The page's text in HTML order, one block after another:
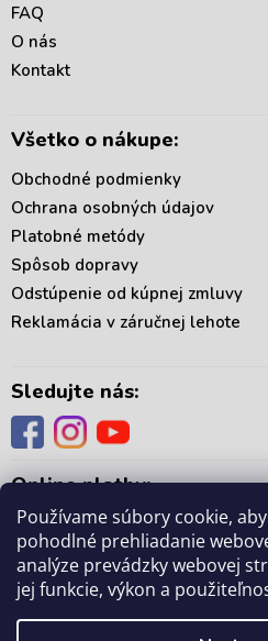
Používame súbory cookie,
pohodlné prehliadanie
analýze prevádzky webovej
jej funkcie, výkon a
FAQ
O nás
Kontakt
Všetko o nákupe:
Obchodné podmienky
Ochrana osobných údajov
Platobné metódy
Spôsob dopravy
Odstúpenie od kúpnej zmluvy
Reklamácia v záručnej lehote
Sledujte nás:
Online platby:
mámedoma.sk . Všetky